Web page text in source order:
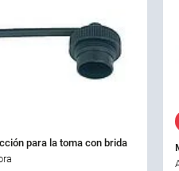
para la toma con brida